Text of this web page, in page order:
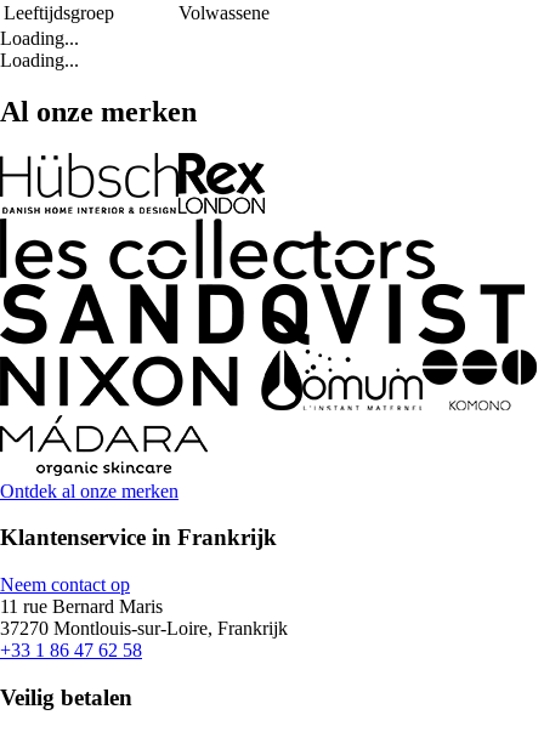
Leeftijdsgroep
Volwassene
Loading...
Loading...
Al onze merken
Ontdek al onze merken
Klantenservice in Frankrijk
Neem contact op
11 rue Bernard Maris
37270 Montlouis-sur-Loire, Frankrijk
+33 1 86 47 62 58
Veilig betalen